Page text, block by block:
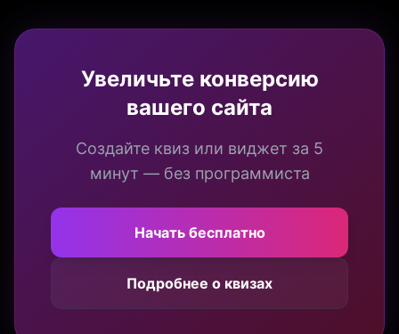
Увеличьте конверсию
вашего сайта
Создайте квиз или виджет за 5
минут — без программиста
Начать бесплатно
Подробнее о квизах